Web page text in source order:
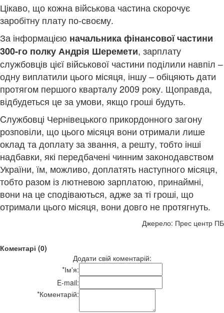
Цікаво, що кожна військова частина скорочує
заробітну плату по-своєму.
За інформацією начальника фінансової частини
300-го полку Андрія Шеремети, зарплату
службовців цієї військової частини поділили навпіл –
одну виплатили цього місяця, іншу – обіцяють дати
протягом першого кварталу 2009 року. Щоправда,
відбудеться це за умови, якщо гроші будуть.
Cлужбовці Чернівецького прикордонного загону
розповіли, що цього місяця вони отримали лише
оклад та доплату за звання, а решту, тобто інші
надбавки, які передбачені чинним законодавством
України, їм, можливо, доплатять наступного місяця,
тобто разом із лютневою зарплатою, принаймні,
вони на це сподіваються, адже за ті гроші, що
отримали цього місяця, вони довго не протягнуть.
Джерело: Прес центр ПБ
Коментарі (0)
Додати свій коментарій:
*Ім'я:
E-mail:
*Коментарій: